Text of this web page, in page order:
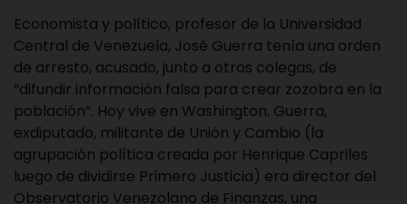
Economista y político, profesor de la Universidad
Central de Venezuela, José Guerra tenía una orden
de arresto, acusado, junto a otros colegas, de
“difundir información falsa para crear zozobra en la
población”. Hoy vive en Washington. Guerra,
exdiputado, militante de Unión y Cambio (la
agrupación política creada por Henrique Capriles
luego de dividirse Primero Justicia) era director del
Observatorio Venezolano de Finanzas, una